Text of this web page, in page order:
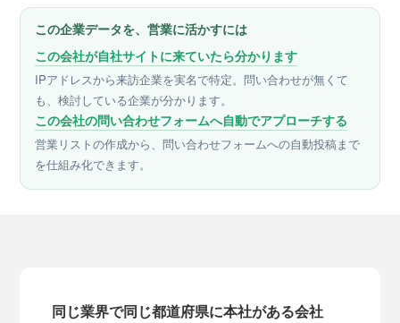
この企業データを、営業に活かすには
この会社が自社サイトに来ていたら分かります
IPアドレスから来訪企業を実名で特定。問い合わせが無くて
も、検討している企業が分かります。
この会社の問い合わせフォームへ自動でアプローチする
営業リストの作成から、問い合わせフォームへの自動投稿まで
を仕組み化できます。
同じ業界で同じ都道府県に本社がある会社